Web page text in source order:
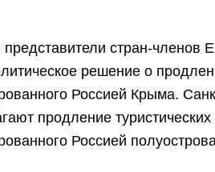
стран-членов
решение о
Россией Крыма.
продление
Россией